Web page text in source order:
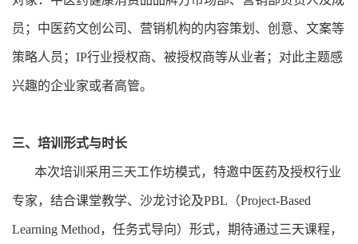
员；中医药文创公司、营销机构的内容策划、创意、文案等
策略人员；IP行业授权商、被授权商等从业者；对此主题感
兴趣的企业家或者高管。
三、培训形式与时长
本次培训采用三天工作坊模式，特邀中医药及授权行业
专家，结合课堂教学、沙龙讨论及PBL（Project-Based
Learning Method，任务式导向）形式，期待通过三天课程，